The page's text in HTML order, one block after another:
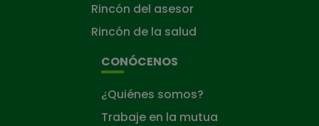
Rincón del asesor
Rincón de la salud
CONÓCENOS
¿Quiénes somos?
Trabaje en la mutua